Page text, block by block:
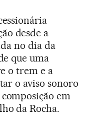
desde a
no dia da
que uma
o trem e a
o aviso sonoro
em
da Rocha.